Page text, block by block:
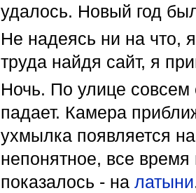
удалось. Новый год
Не надеясь ни на что,
труда найдя сайт, я
Ночь. По улице совсем
падает. Камера
ухмылка появляется
непонятное, все
показалось - на латыни